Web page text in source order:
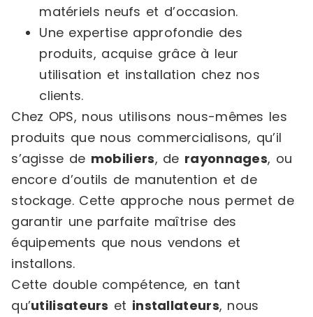
matériels neufs et d’occasion.
Une expertise approfondie des
produits, acquise grâce à leur
utilisation et installation chez nos
clients.
Chez OPS, nous utilisons nous-mêmes les
produits que nous commercialisons, qu’il
s’agisse de mobiliers, de rayonnages, ou
encore d’outils de manutention et de
stockage. Cette approche nous permet de
garantir une parfaite maîtrise des
équipements que nous vendons et
installons.
Cette double compétence, en tant
qu’utilisateurs et installateurs, nous